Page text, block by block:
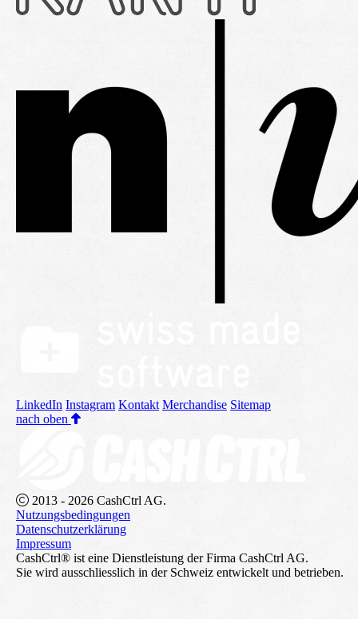
LinkedIn Instagram Kontakt Merchandise Sitemap
nach oben
2013 - 2026 CashCtrl AG.
Nutzungsbedingungen
Datenschutzerklärung
Impressum
CashCtrl® ist eine Dienstleistung der Firma CashCtrl AG.
Sie wird ausschliesslich in der Schweiz entwickelt und betrieben.